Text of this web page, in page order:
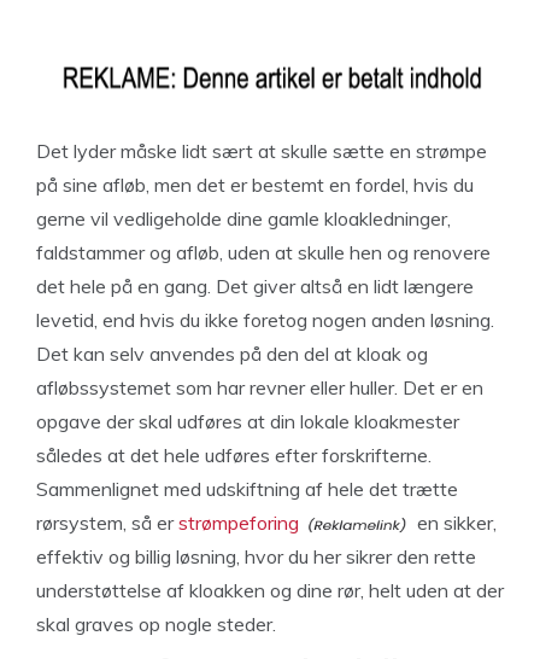
Det lyder måske lidt sært at skulle sætte en strømpe
på sine afløb, men det er bestemt en fordel, hvis du
gerne vil vedligeholde dine gamle kloakledninger,
faldstammer og afløb, uden at skulle hen og renovere
det hele på en gang. Det giver altså en lidt længere
levetid, end hvis du ikke foretog nogen anden løsning.
Det kan selv anvendes på den del at kloak og
afløbssystemet som har revner eller huller. Det er en
opgave der skal udføres at din lokale kloakmester
således at det hele udføres efter forskrifterne.
Sammenlignet med udskiftning af hele det trætte
rørsystem, så erstrømpeforing
en sikker,
effektiv og billig løsning, hvor du her sikrer den rette
understøttelse af kloakken og dine rør, helt uden at der
skal graves op nogle steder.